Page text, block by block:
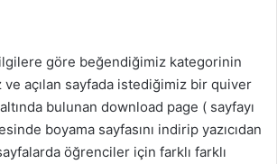
göre beğendiğimiz kategorinin
ve açılan sayfada istediğimiz bir quiver
bulunan download page ( sayfayı
boyama sayfasını indirip yazıcıdan
öğrenciler için farklı farklı